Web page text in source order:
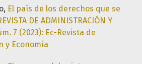
El país de los derechos que se
DE ADMINISTRACIÓN Y
7 (2023): Ec-Revista de
y Economía